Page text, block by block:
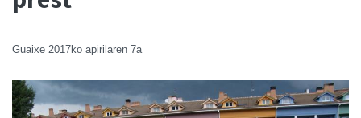
Guaixe 2017ko apirilaren 7a